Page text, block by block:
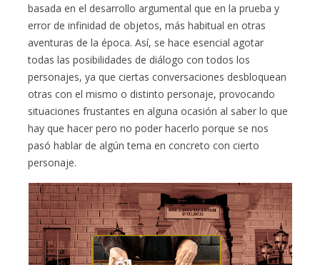
basada en el desarrollo argumental que en la prueba y
error de infinidad de objetos, más habitual en otras
aventuras de la época. Así, se hace esencial agotar
todas las posibilidades de diálogo con todos los
personajes, ya que ciertas conversaciones desbloquean
otras con el mismo o distinto personaje, provocando
situaciones frustantes en alguna ocasión al saber lo que
hay que hacer pero no poder hacerlo porque se nos
pasó hablar de algún tema en concreto con cierto
personaje.